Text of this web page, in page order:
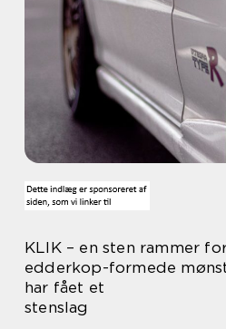
KLIK – en sten rammer
edderkop-formede
har fået et
stenslag